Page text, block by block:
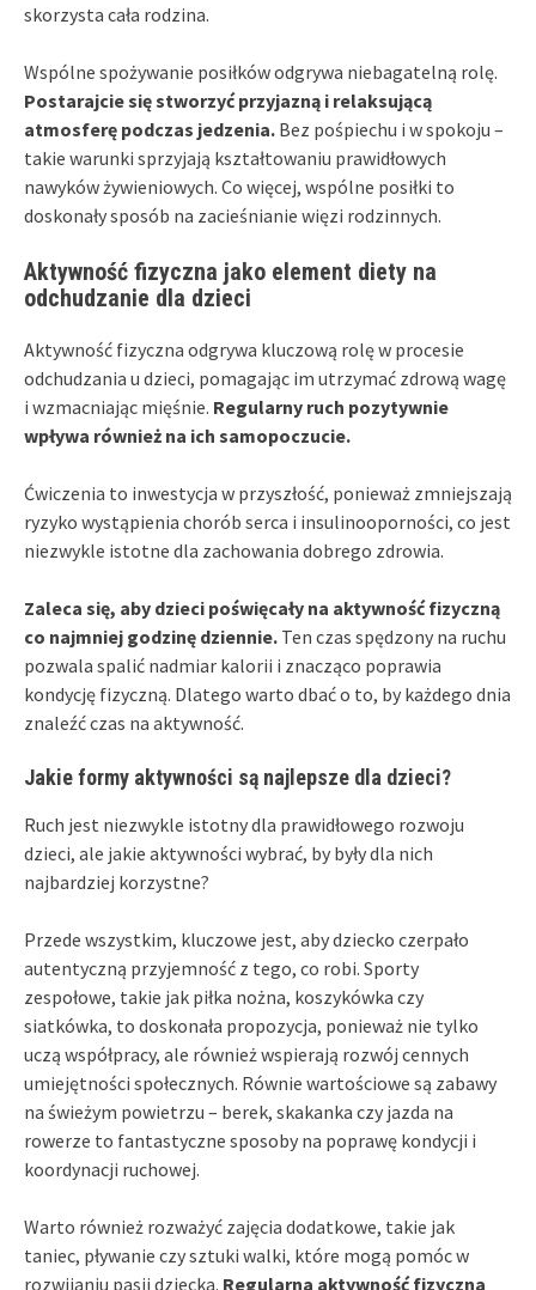
skorzysta cała rodzina.
Wspólne spożywanie posiłków odgrywa niebagatelną rolę.
Postarajcie się stworzyć przyjazną i relaksującą
atmosferę podczas jedzenia. Bez pośpiechu i w spokoju –
takie warunki sprzyjają kształtowaniu prawidłowych
nawyków żywieniowych. Co więcej, wspólne posiłki to
doskonały sposób na zacieśnianie więzi rodzinnych.
Aktywność fizyczna jako element diety na
odchudzanie dla dzieci
Aktywność fizyczna odgrywa kluczową rolę w procesie
odchudzania u dzieci, pomagając im utrzymać zdrową wagę
i wzmacniając mięśnie. Regularny ruch pozytywnie
wpływa również na ich samopoczucie.
Ćwiczenia to inwestycja w przyszłość, ponieważ zmniejszają
ryzyko wystąpienia chorób serca i insulinooporności, co jest
niezwykle istotne dla zachowania dobrego zdrowia.
Zaleca się, aby dzieci poświęcały na aktywność fizyczną
co najmniej godzinę dziennie. Ten czas spędzony na ruchu
pozwala spalić nadmiar kalorii i znacząco poprawia
kondycję fizyczną. Dlatego warto dbać o to, by każdego dnia
znaleźć czas na aktywność.
Jakie formy aktywności są najlepsze dla dzieci?
Ruch jest niezwykle istotny dla prawidłowego rozwoju
dzieci, ale jakie aktywności wybrać, by były dla nich
najbardziej korzystne?
Przede wszystkim, kluczowe jest, aby dziecko czerpało
autentyczną przyjemność z tego, co robi. Sporty
zespołowe, takie jak piłka nożna, koszykówka czy
siatkówka, to doskonała propozycja, ponieważ nie tylko
uczą współpracy, ale również wspierają rozwój cennych
umiejętności społecznych. Równie wartościowe są zabawy
na świeżym powietrzu – berek, skakanka czy jazda na
rowerze to fantastyczne sposoby na poprawę kondycji i
koordynacji ruchowej.
Warto również rozważyć zajęcia dodatkowe, takie jak
taniec, pływanie czy sztuki walki, które mogą pomóc w
rozwijaniu pasji dziecka. Regularna aktywność fizyczna